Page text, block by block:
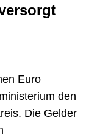
Euro
den
Die Gelder